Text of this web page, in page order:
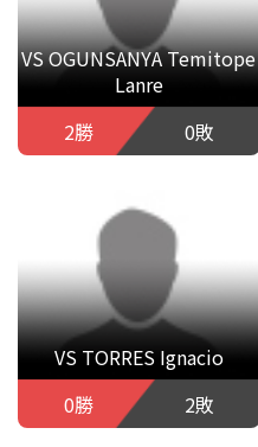
VS OGUNSANYA Temitope
Lanre
2勝
0敗
VS TORRES Ignacio
0勝
2敗